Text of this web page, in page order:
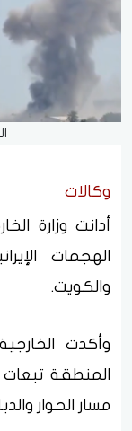
وكالات
أدانت وزارة
الهجمات
والكويت.
وأكدت
المنطقة تبعات
مسار الحوار